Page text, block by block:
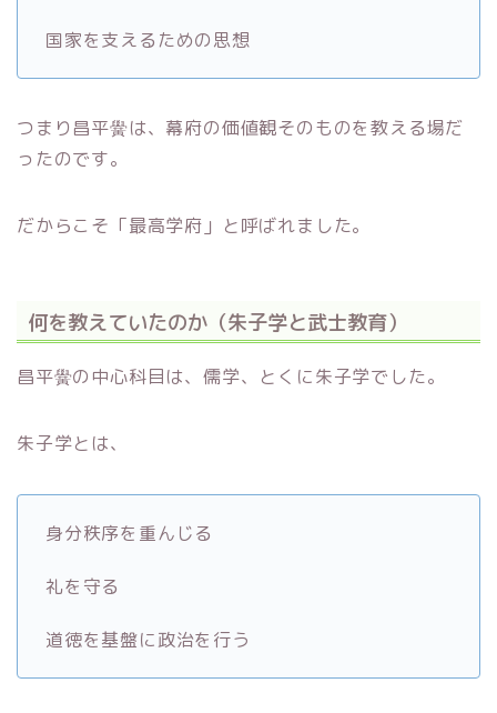
国家を支えるための思想
つまり昌平黌は、幕府の価値観そのものを教える場だ
ったのです。
だからこそ「最高学府」と呼ばれました。
何を教えていたのか（朱子学と武士教育）
昌平黌の中心科目は、儒学、とくに朱子学でした。
朱子学とは、
身分秩序を重んじる
礼を守る
道徳を基盤に政治を行う